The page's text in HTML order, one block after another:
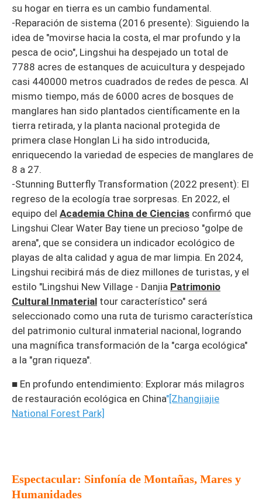
su hogar en tierra es un cambio fundamental.
-Reparación de sistema (2016 presente): Siguiendo la
idea de "movirse hacia la costa, el mar profundo y la
pesca de ocio", Lingshui ha despejado un total de
7788 acres de estanques de acuicultura y despejado
casi 440000 metros cuadrados de redes de pesca. Al
mismo tiempo, más de 6000 acres de bosques de
manglares han sido plantados científicamente en la
tierra retirada, y la planta nacional protegida de
primera clase Honglan Li ha sido introducida,
enriquecendo la variedad de especies de manglares de
8 a 27.
-Stunning Butterfly Transformation (2022 present): El
regreso de la ecología trae sorpresas. En 2022, el
equipo del Academia China de Ciencias confirmó que
Lingshui Clear Water Bay tiene un precioso "golpe de
arena", que se considera un indicador ecológico de
playas de alta calidad y agua de mar limpia. En 2024,
Lingshui recibirá más de diez millones de turistas, y el
estilo "Lingshui New Village - Danjia Patrimonio
Cultural Inmaterial tour característico" será
seleccionado como una ruta de turismo característica
del patrimonio cultural inmaterial nacional, logrando
una magnífica transformación de la "carga ecológica"
a la "gran riqueza".
■ En profundo entendimiento: Explorar más milagros
de restauración ecológica en China"[Zhangjiajie
National Forest Park]
Espectacular: Sinfonía de Montañas, Mares y
Humanidades